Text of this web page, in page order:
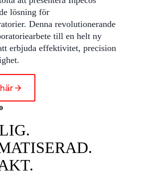
lösning för
Denna revolutionerande
till en helt ny
erbjuda effektivitet, precision